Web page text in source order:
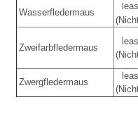
Wasserfledermaus
l
Zweifarbfledermaus
Zwergfledermaus